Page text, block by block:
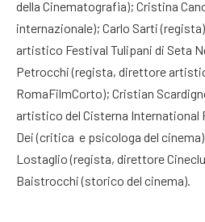
della Cinematografia); Cristina
internazionale); Carlo Sarti
artistico Festival Tulipani di Seta
Petrocchi (regista, direttore
RomaFilmCorto); Cristian
artistico del Cisterna International
Dei (critica e psicologa del
Lostaglio (regista, direttore
Baistrocchi (storico del cinema).